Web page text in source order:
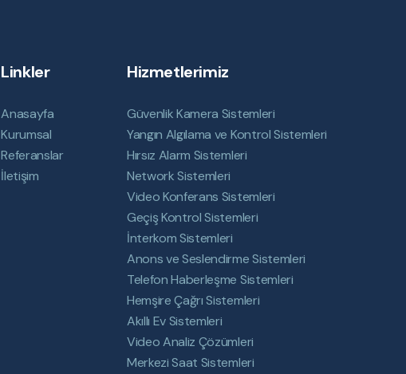
Linkler
Anasayfa
Kurumsal
Referanslar
İletişim
Hizmetlerimiz
Güvenlik Kamera Sistemleri
Yangın Algılama ve Kontrol Sistemleri
Hırsız Alarm Sistemleri
Network Sistemleri
Video Konferans Sistemleri
Geçiş Kontrol Sistemleri
İnterkom Sistemleri
Anons ve Seslendirme Sistemleri
Telefon Haberleşme Sistemleri
Hemşire Çağrı Sistemleri
Akıllı Ev Sistemleri
Video Analiz Çözümleri
Merkezi Saat Sistemleri